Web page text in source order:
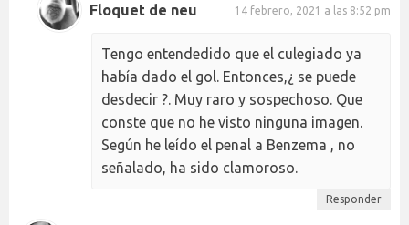
Floquet de neu 14 febrero, 2021 a las 8:52 pm
Tengo entendedido que el culegiado ya
había dado el gol. Entonces,¿ se puede
desdecir ?. Muy raro y sospechoso. Que
conste que no he visto ninguna imagen.
Según he leído el penal a Benzema , no
señalado, ha sido clamoroso.
Responder